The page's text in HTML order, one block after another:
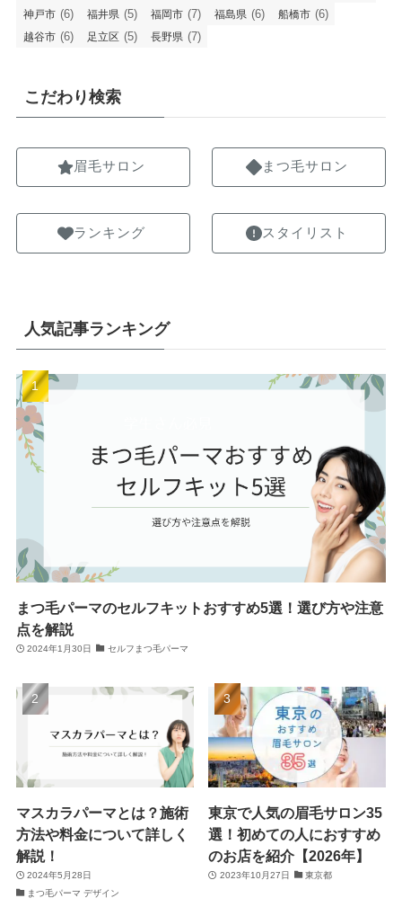
神戸市 (6) 福井県 (5) 福岡市 (7) 福島県 (6) 船橋市 (6)
越谷市 (6) 足立区 (5) 長野県 (7)
こだわり検索
眉毛サロン
ランキング
まつ毛サロン
スタイリスト
人気記事ランキング
まつ毛パーマのセルフキットおすすめ5選！選び方や注意
点を解説
2024年1月30日 セルフまつ毛パーマ
マスカラパーマとは？施術
方法や料金について詳しく
解説！
2024年5月28日
まつ毛パーマ デザイン
東京で人気の眉毛サロン35
選！初めての人におすすめ
のお店を紹介【2026年】
2023年10月27日 東京都